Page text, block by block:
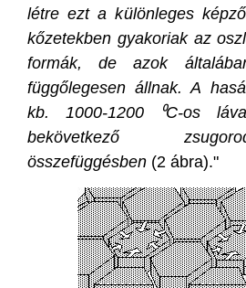
létre ezt a különleges
kőzetekben gyakoriak az
formák, de azok
függőlegesen állnak. A
kb. 1000-1200 ⁰C-os
bekövetkező
összefüggésben (2 ábra)."